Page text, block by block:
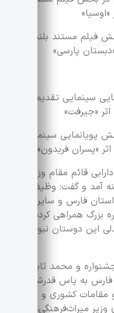
فیلم مستند بلند
پارسی»
سینمایی تقدیم شد به
«جیرفت»
پویانمایی سینمایی
«پسران فریدون»
قائم مقام وزیر و
آمد و گفت: وظیفه خود
استان فارس و سایر
بزرگ همراهی کردند،
این دوستان نبود،
و محمد ثابت
به پاس قدرشناسی
کشوری و به
میراث‌فرهنگی،